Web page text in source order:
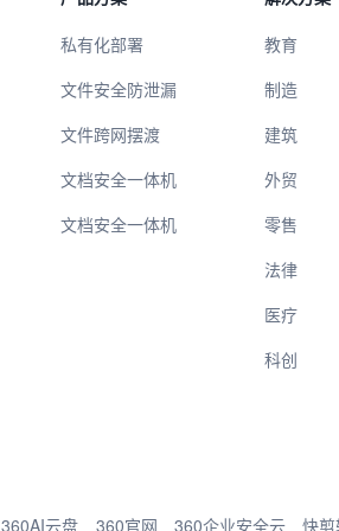
私有化部署
文件安全防泄漏
文件跨网摆渡
文档安全一体机
文档安全一体机
教育
制造
建筑
外贸
零售
法律
医疗
科创
360AI云盘 360官网 360企业安全云 快